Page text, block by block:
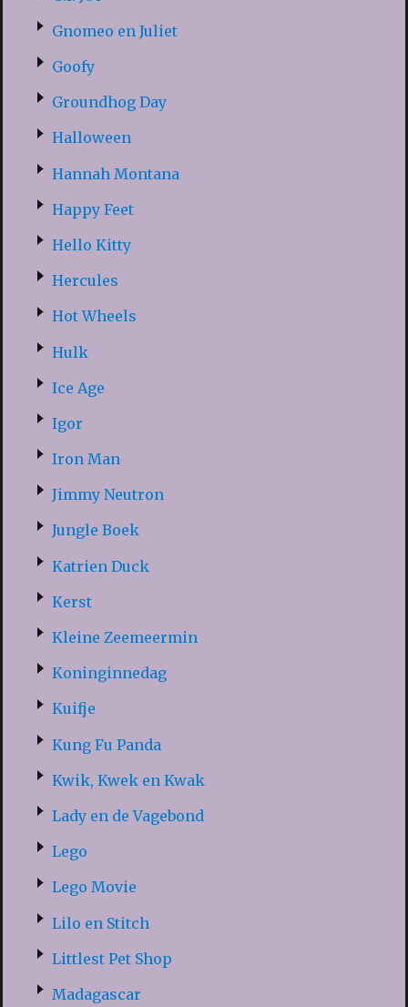
Gnomeo en Juliet
Goofy
Groundhog Day
Halloween
Hannah Montana
Happy Feet
Hello Kitty
Hercules
Hot Wheels
Hulk
Ice Age
Igor
Iron Man
Jimmy Neutron
Jungle Boek
Katrien Duck
Kerst
Kleine Zeemeermin
Koninginnedag
Kuifje
Kung Fu Panda
Kwik, Kwek en Kwak
Lady en de Vagebond
Lego
Lego Movie
Lilo en Stitch
Littlest Pet Shop
Madagascar